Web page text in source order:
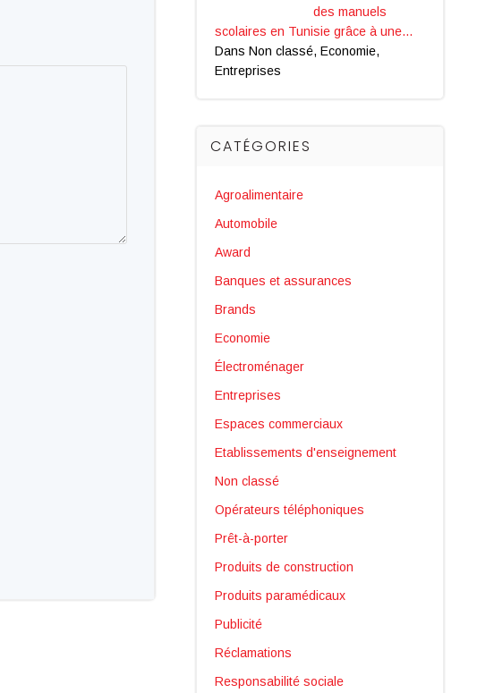
des manuels
scolaires en Tunisie grâce à une…
Dans Non classé, Economie,
Entreprises
CATÉGORIES
Agroalimentaire
Automobile
Award
Banques et assurances
Brands
Economie
Électroménager
Entreprises
Espaces commerciaux
Etablissements d'enseignement
Non classé
Opérateurs téléphoniques
Prêt-à-porter
Produits de construction
Produits paramédicaux
Publicité
Réclamations
Responsabilité sociale